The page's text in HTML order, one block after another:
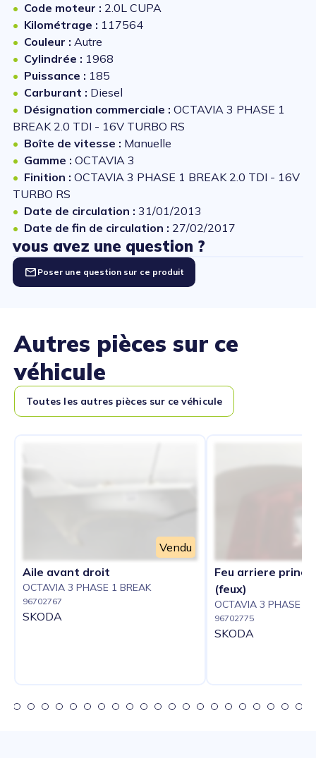
Code moteur : 2.0L CUPA
Kilométrage : 117564
Couleur : Autre
Cylindrée : 1968
Puissance : 185
Carburant : Diesel
Désignation commerciale : OCTAVIA 3 PHASE 1
BREAK 2.0 TDI - 16V TURBO RS
Boîte de vitesse : Manuelle
Gamme : OCTAVIA 3
Finition : OCTAVIA 3 PHASE 1 BREAK 2.0 TDI - 16V
TURBO RS
Date de circulation : 31/01/2013
Date de fin de circulation : 27/02/2017
vous avez une question ?
Poser une question sur ce produit
Autres pièces sur ce
véhicule
Toutes les autres pièces sur ce véhicule
Vendu
Aile avant droit
OCTAVIA 3 PHASE 1 BREAK
96702767
SKODA
Feu arriere
(feux)
OCTAVIA 3 PHASE 1
96702775
SKODA